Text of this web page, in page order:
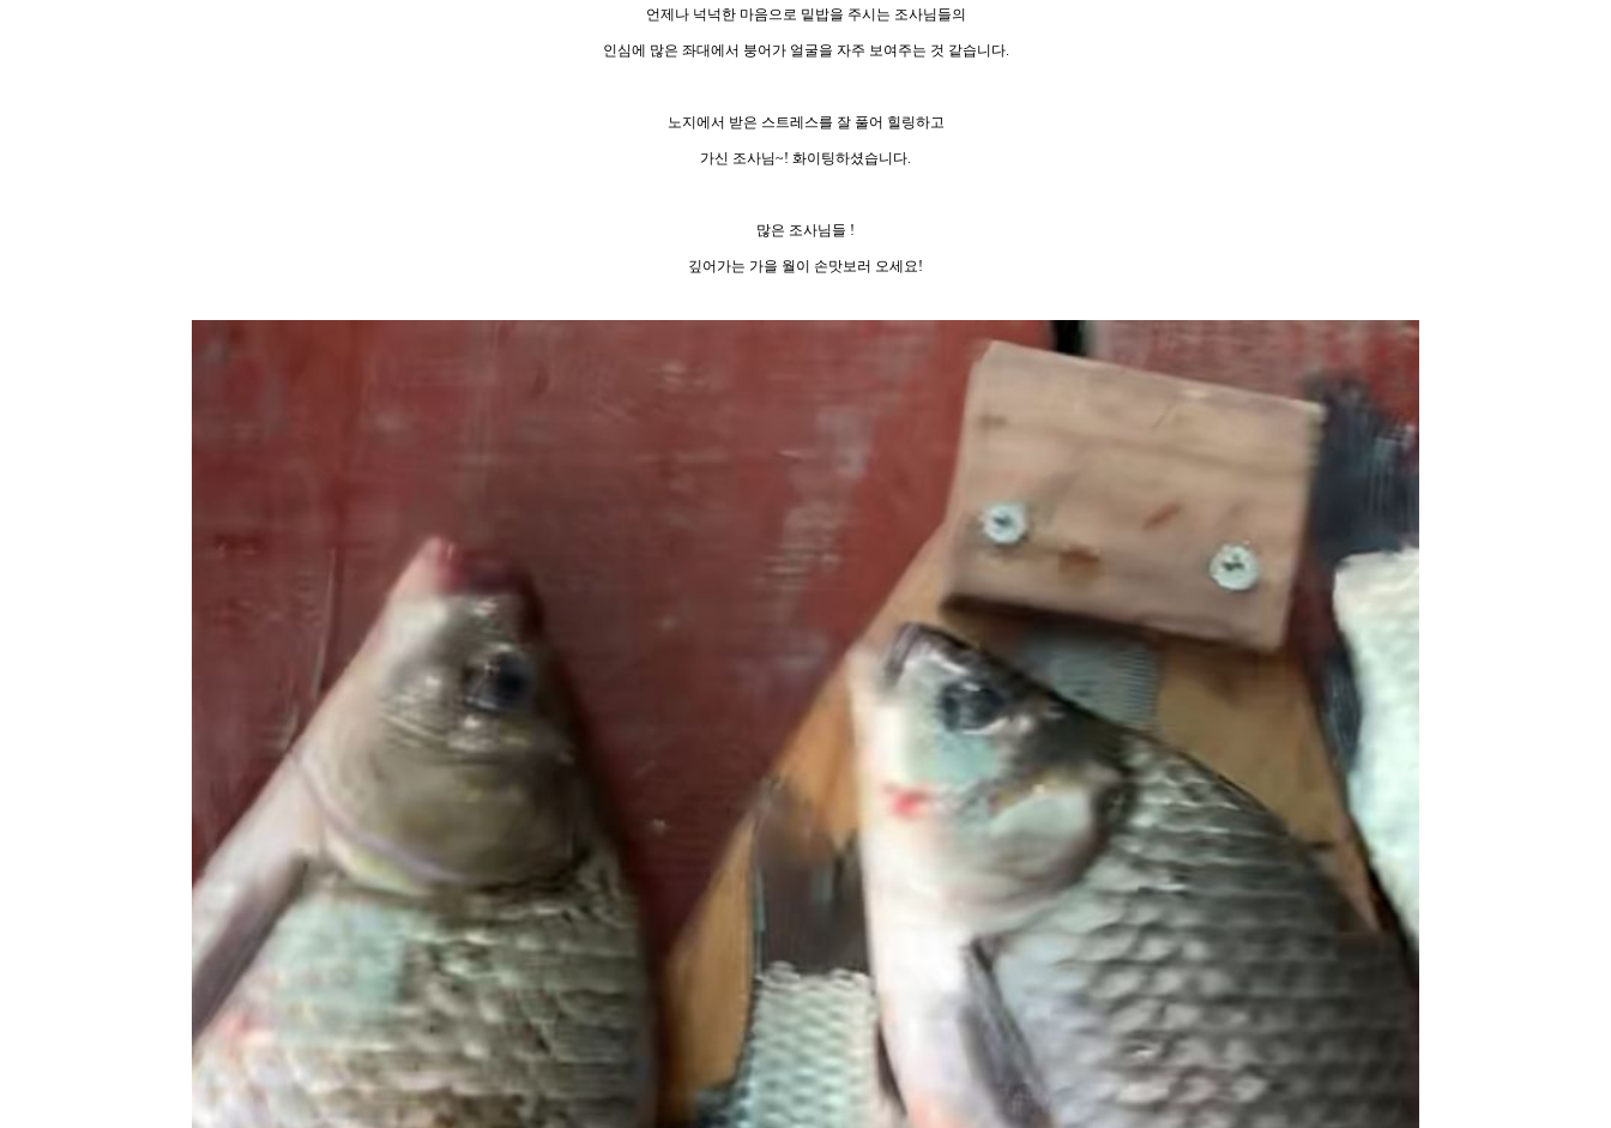
언제나 넉넉한 마음으로 밑밥을 주시는 조사님들의
인심에 많은 좌대에서 붕어가 얼굴을 자주 보여주는 것 같습니다.
노지에서 받은 스트레스를 잘 풀어 힐링하고
가신 조사님~! 화이팅하셨습니다.
많은 조사님들 !
깊어가는 가을 월이 손맛보러 오세요!